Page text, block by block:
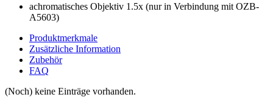
achromatisches Objektiv 1.5x (nur in Verbindung mit OZB-
A5603)
Produktmerkmale
Zusätzliche Information
Zubehör
FAQ
(Noch) keine Einträge vorhanden.